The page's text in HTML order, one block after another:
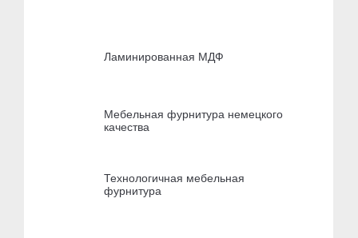
Ламинированная МДФ
Мебельная фурнитура немецкого
качества
Технологичная мебельная
фурнитура